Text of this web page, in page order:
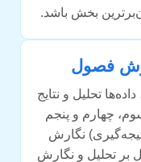
بخش باشد.
تحلیل و نتایج
چهارم و پنجم
نگارش
بر تحلیل و نگارش